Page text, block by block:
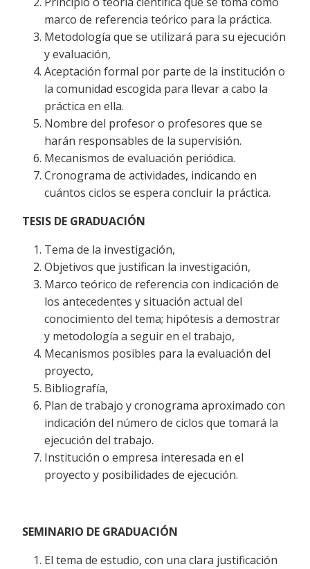
marco de referencia teórico para la práctica.
Metodología que se utilizará para su ejecución
y evaluación,
Aceptación formal por parte de la institución o
la comunidad escogida para llevar a cabo la
práctica en ella.
Nombre del profesor o profesores que se
harán responsables de la supervisión.
Mecanismos de evaluación periódica.
Cronograma de actividades, indicando en
cuántos ciclos se espera concluir la práctica.
TESIS DE GRADUACIÓN
Tema de la investigación,
Objetivos que justifican la investigación,
Marco teórico de referencia con indicación de
los antecedentes y situación actual del
conocimiento del tema; hipótesis a demostrar
y metodología a seguir en el trabajo,
Mecanismos posibles para la evaluación del
proyecto,
Bibliografía,
Plan de trabajo y cronograma aproximado con
indicación del número de ciclos que tomará la
ejecución del trabajo.
Institución o empresa interesada en el
proyecto y posibilidades de ejecución.
SEMINARIO DE GRADUACIÓN
El tema de estudio, con una clara justificación